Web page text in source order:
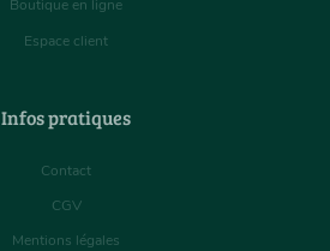
Boutique en ligne
Espace client
Infos pratiques
Contact
CGV
Mentions légales